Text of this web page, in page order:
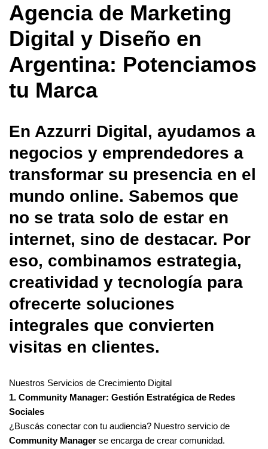
Agencia de Marketing
Digital y Diseño en
Argentina: Potenciamos
tu Marca
En Azzurri Digital, ayudamos a
negocios y emprendedores a
transformar su presencia en el
mundo online. Sabemos que
no se trata solo de estar en
internet, sino de destacar. Por
eso, combinamos estrategia,
creatividad y tecnología para
ofrecerte soluciones
integrales que convierten
visitas en clientes.
Nuestros Servicios de Crecimiento Digital
1. Community Manager: Gestión Estratégica de Redes
Sociales
¿Buscás conectar con tu audiencia? Nuestro servicio de
Community Manager se encarga de crear comunidad.